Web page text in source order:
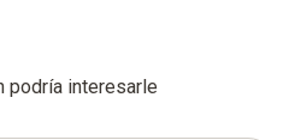
podría interesarle